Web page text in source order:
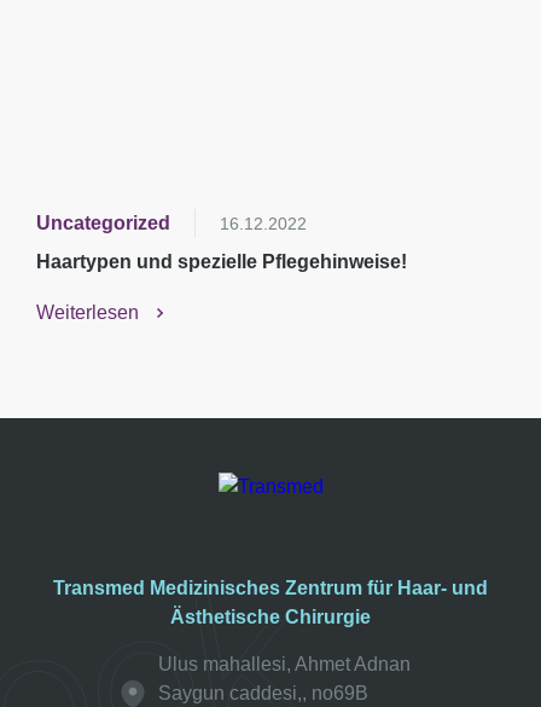
Uncategorized 16.12.2022
Haartypen und spezielle Pflegehinweise!
Weiterlesen
Transmed Medizinisches Zentrum für Haar- und
Ästhetische Chirurgie
Ulus mahallesi, Ahmet Adnan
Saygun caddesi,, no69B